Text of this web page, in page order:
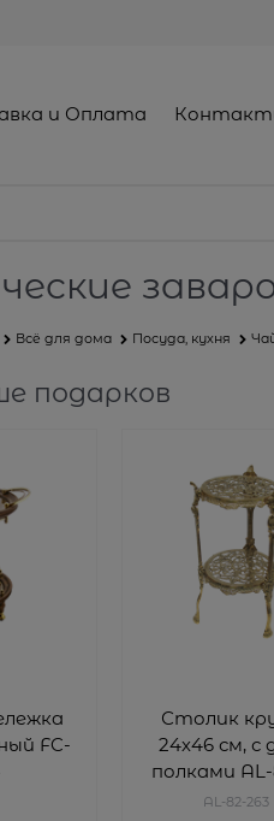
и Оплата
Всё для дома Посуда, кухня
подарков
FC-
Столик
24х46 см, с
полками
AL-82-263